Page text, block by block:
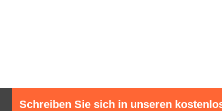
Schreiben Sie sich in unseren